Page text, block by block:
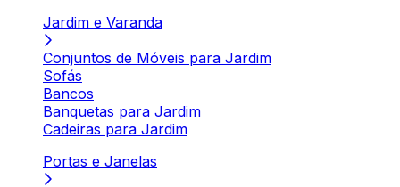
Jardim e Varanda
Conjuntos de Móveis para Jardim
Sofás
Bancos
Banquetas para Jardim
Cadeiras para Jardim
Portas e Janelas